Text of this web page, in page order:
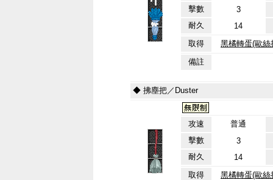
擊數
3
耐久
14
取得
黑橘轉蛋(歐絲
備註
◆ 拂塵把／Duster
攻速
普通
擊數
3
耐久
14
取得
黑橘轉蛋(歐絲